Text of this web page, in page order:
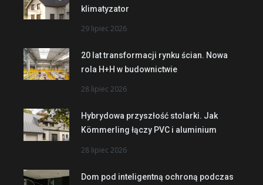
klimatyzator
29 lipiec 2026
20 lat transformacji rynku ścian. Nowa
rola H+H w budownictwie
28 lipiec 2026
Hybrydowa przyszłość stolarki. Jak
Kömmerling łączy PVC i aluminium
28 lipiec 2026
Dom pod inteligentną ochroną podczas